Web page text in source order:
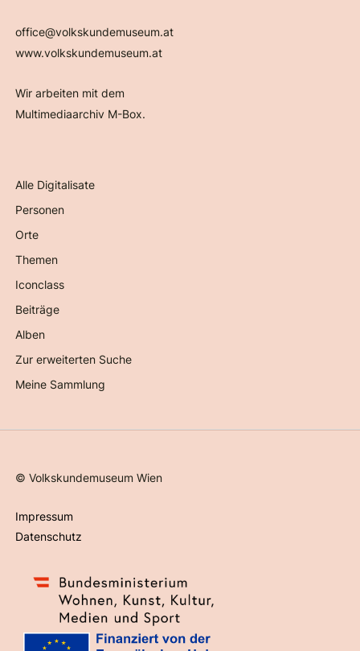
office@volkskundemuseum.at
www.volkskundemuseum.at
Wir arbeiten mit dem
Multimediaarchiv M-Box.
Alle Digitalisate
Personen
Orte
Themen
Iconclass
Beiträge
Alben
Zur erweiterten Suche
Meine Sammlung
©Volkskundemuseum Wien
Impressum
Datenschutz